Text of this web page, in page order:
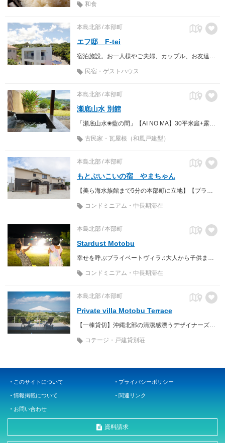
和食
本島北部 本部町
エフ邸 F-tei
民宿・ゲストハウス
本島北部 本部町
瀬底山水 別館
「瀬底山水❀藍の間」【AI NO MA】30平米庭+露天風呂付き 「瀬底山水❀紅の間」【BENI NO MA】17平米庭+露天風呂付 「瀬底山水❀華の間」【HANA NO MA】オープンテラス+露天風呂
古民家・瓦屋根（和風戸建型）
本島北部 本部町
もとぶいこいの宿 やまちゃん
コンドミニアム・中長期滞在
本島北部 本部町
Stardust Motobu
コンドミニアム・中長期滞在
本島北部 本部町
Private villa Motobu Terrace
【一棟貸切】沖縄北部の清潔感漂うデザイナーズヴィラ！広大な絶景ラグジュアリーテラス付♡
コテージ・戸建貸別荘
このサイトについて プライバシーポリシー
情報掲載について 関連リンク
お問い合わせ
資料請求